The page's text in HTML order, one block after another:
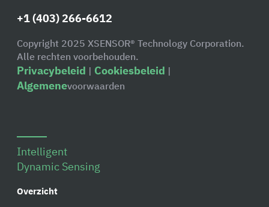
+1 (403) 266-6612
Copyright 2025 XSENSOR® Technology Corporation.
Alle rechten voorbehouden.
Privacybeleid | Cookiesbeleid |
Algemenevoorwaarden
Intelligent
Dynamic Sensing
Overzicht